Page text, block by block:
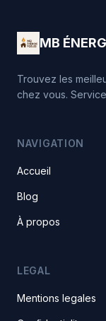
MB
Trouvez les
chez vous.
NAVIGATION
Accueil
Blog
À propos
LEGAL
Mentions legales